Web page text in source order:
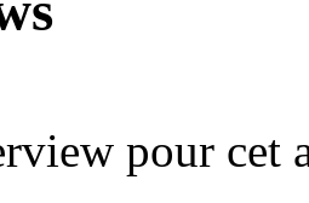
pour cet